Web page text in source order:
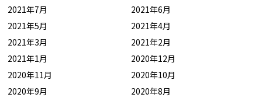
2021年7月
2021年6月
2021年5月
2021年4月
2021年3月
2021年2月
2021年1月
2020年12月
2020年11月
2020年10月
2020年9月
2020年8月